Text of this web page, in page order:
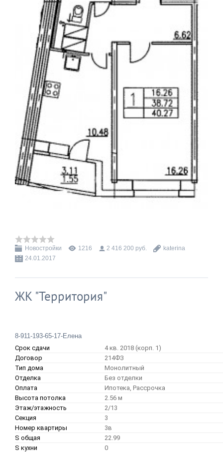
Новостройки 1216 2 416 200 руб.
katerina
24.01.2017
ЖК "Территория"
8-911-193-65-17-Елена
Срок сдачи
4 кв. 2018 (корп. 1)
Договор
214ФЗ
Тип дома
Монолитный
Отделка
Без отделки
Оплата
Ипотека, Рассрочка
Высота потолка
2.56 м
Этаж/этажность
2/13
Секция
3
Номер квартиры
3в
S общая
22.99
S кухни
0